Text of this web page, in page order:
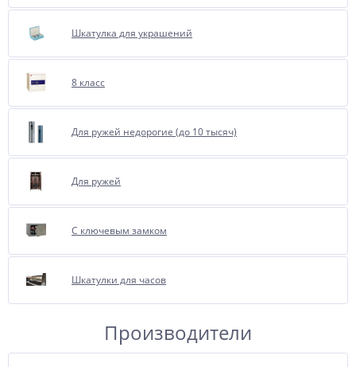
Шкатулка для украшений
8 класс
Для ружей недорогие (до 10 тысяч)
Для ружей
С ключевым замком
Шкатулки для часов
Производители